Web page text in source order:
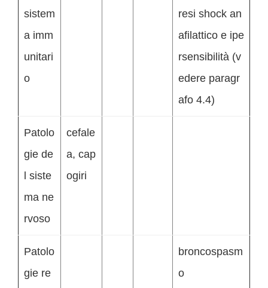
sistem
a imm
unitari
o
resi shock an
afilattico e ipe
rsensibilità (v
edere paragr
afo 4.4)
Patolo
gie de
l siste
ma ne
rvoso
cefale
a, cap
ogiri
Patolo
gie re
broncospasm
o